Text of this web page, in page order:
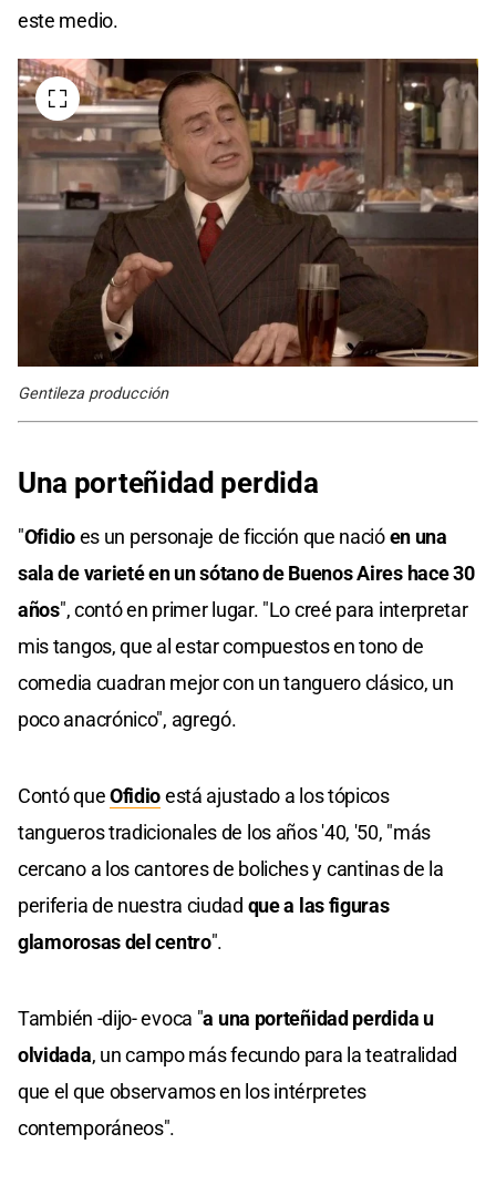
este medio.
Gentileza producción
Una porteñidad perdida
"Ofidioes un personaje de ficción que nacióen una
sala de varieté en un sótano de Buenos Aires hace 30
años", contó en primer lugar. "Lo creé para interpretar
mis tangos, que al estar compuestos en tono de
comedia cuadran mejor con un tanguero clásico, un
poco anacrónico", agregó.
Contó queOfidioestá ajustado a los tópicos
tangueros tradicionales de los años '40, '50, "más
cercano a los cantores de boliches y cantinas de la
periferia de nuestra ciudad que a las figuras
glamorosas del centro".
También -dijo- evoca "a una porteñidad perdida u
olvidada, un campo más fecundo para la teatralidad
que el que observamos en los intérpretes
contemporáneos".